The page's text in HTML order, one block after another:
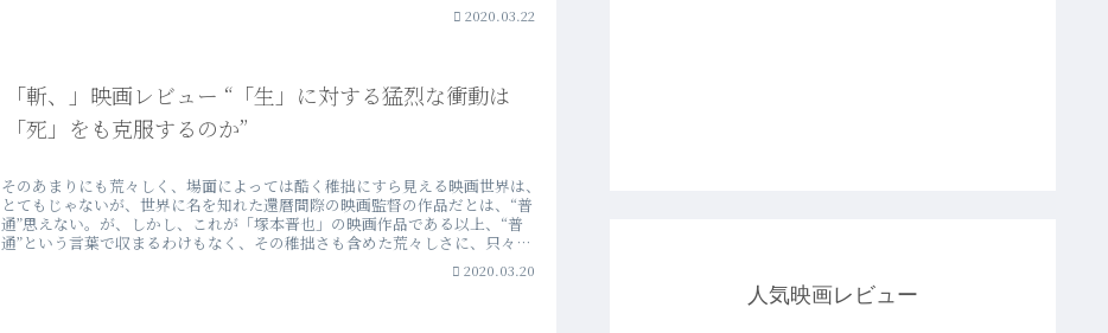
2020.03.22
「斬、」映画レビュー “「生」に対する猛烈な衝動は
「死」をも克服するのか”
そのあまりにも荒々しく、場面によっては酷く稚拙にすら見える映画世界は、
とてもじゃないが、世界に名を知れた還暦間際の映画監督の作品だとは、“普
通”思えない。が、しかし、これが「塚本晋也」の映画作品である以上、“普
通”という言葉で収まるわけもなく、その稚拙さも含めた荒々しさに、只々、
2020.03.20
人気映画レビュー